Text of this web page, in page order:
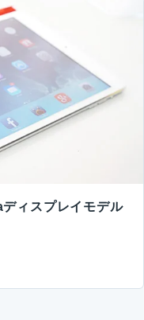
ィスプレイモデル